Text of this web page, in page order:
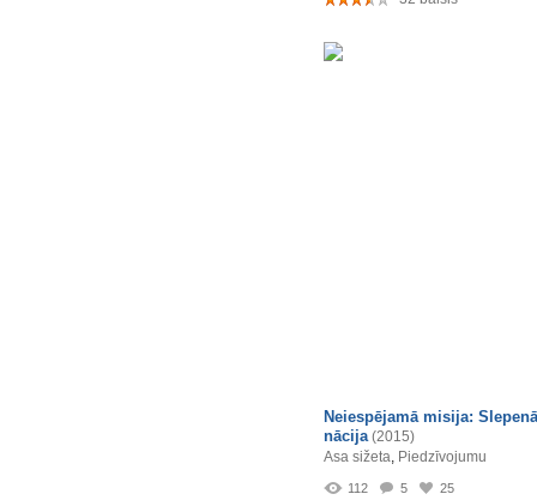
Neiespējamā misija: Slepenā
nācija (2015)
Asa sižeta, Piedzīvojumu
112 5 25